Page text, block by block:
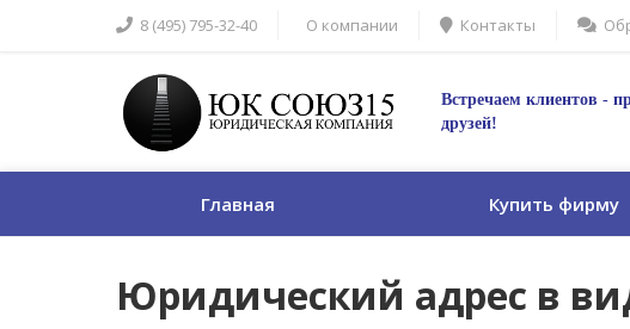
8 (495) 795-32-40 О компании Контакты
Встречаем клиентов -
друзей!
Главная Купить фирму
Юридический адрес в